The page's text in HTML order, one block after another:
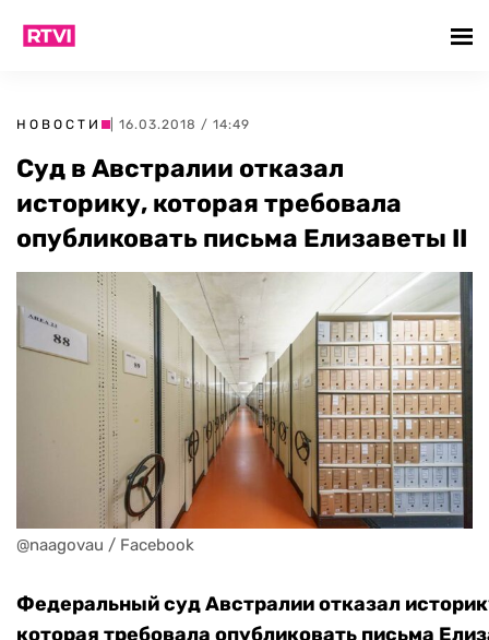
НОВОСТИ | 16.03.2018 / 14:49
Суд в Австралии отказал
историку, которая требовала
опубликовать письма Елизаветы II
@naagovau / Facebook
Федеральный суд Австралии отказал
которая требовала опубликовать письма